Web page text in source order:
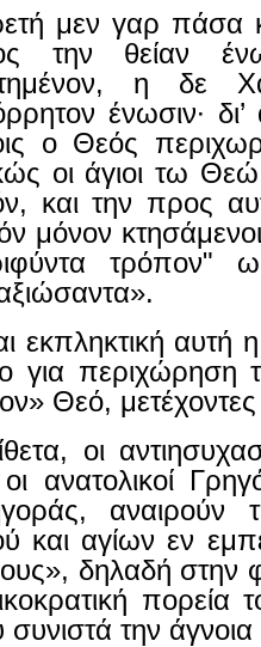
μεν γαρ πάσα
την θείαν
η δε
ένωσιν∙
ο Θεός
οι άγιοι τω
και την προς
μόνον
τρόπον"
εκπληκτική αυτή
για περιχώρηση
Θεό,
οι
οι ανατολικοί
αναιρούν
και αγίων εν
δηλαδή στην
συνιστά την